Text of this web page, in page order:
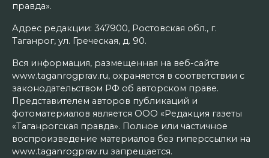
правда».
Адрес редакции: 347900, Ростовская обл., г.
Таганрог, ул. Греческая, д. 90.
Вся информация, размещенная на веб-сайте
www.taganrogprav.ru, охраняется в соответствии с
законодательством РФ об авторском праве.
Представителем авторов публикаций и
фотоматериалов является ООО «Редакция газеты
«Таганрогская правда». Полное или частичное
воспроизведение материалов без гиперссылки на
www.taganrogprav.ru запрещается.